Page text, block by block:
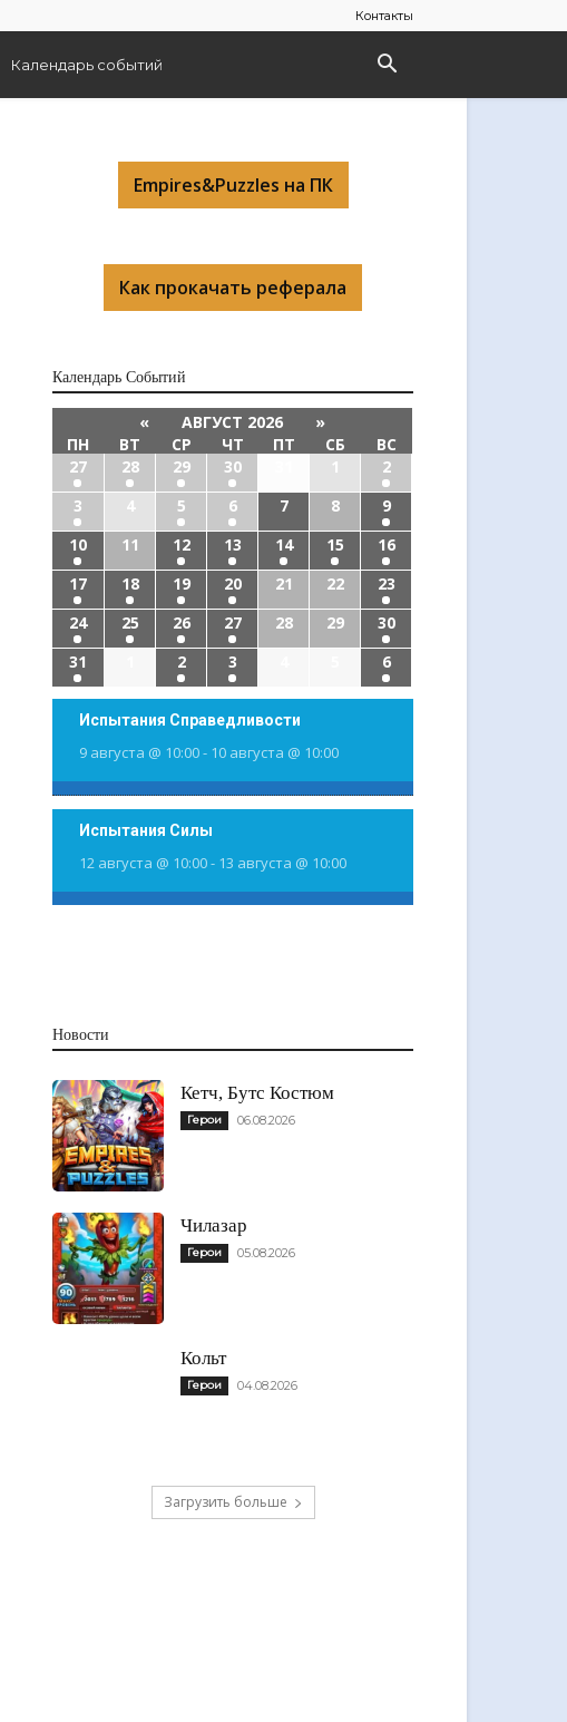
Контакты
Календарь событий
Empires&Puzzles на ПК
Как прокачать реферала
Календарь Cобытий
« АВГУСТ 2026
»
ПН
ВТ СР ЧТ ПТ СБ
ВС
27
28 29 30 1
2
3
4 5 6 7 8
9
10
11 12 13 14 15
16
17
18 19 20 21 22
23
24
25 26 27 28 29
30
31
2 3 6
Испытания Справедливости
9 августа @ 10:00- 10 августа @ 10:00
Испытания Силы
12 августа @ 10:00- 13 августа @ 10:00
Новости
Кетч, Бутс Костюм
Герои 06.08.2026
Чилазар
Герои 05.08.2026
Кольт
Герои 04.08.2026
Загрузить больше